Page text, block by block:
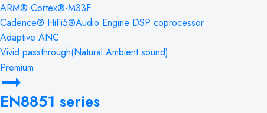
ARM® Cortex®-M33F
Cadence® HiFi5®Audio Engine DSP coprocessor
Adaptive ANC
Vivid passthrough(Natural Ambient sound)
Premium
EN8851 series